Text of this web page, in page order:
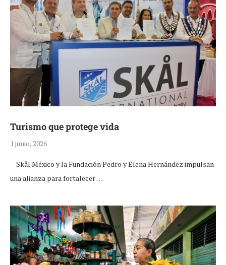
Turismo que protege vida
1 junio, 2026
Skål México y la Fundación Pedro y Elena Hernández impulsan
una alianza para fortalecer …